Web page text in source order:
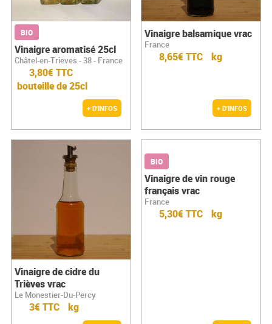
BIO
Vinaigre aromatisé 25cl
Châtel-en-Trieves - 38 - France
3,80€ TTC
bouteille de 25cl
+ D'INFOS
Vinaigre balsamique vrac
France
8,65€ TTC kg
+ D'INFOS
Vinaigre de cidre du
Trièves vrac
Le Monestier-Du-Percy
3€ TTC kg
BIO
Vinaigre de vin rouge
français vrac
France
5,30€ TTC kg